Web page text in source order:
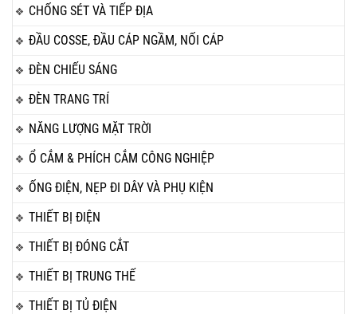
CHỐNG SÉT VÀ TIẾP ĐỊA
ĐẦU COSSE, ĐẦU CÁP NGẦM, NỐI CÁP
ĐÈN CHIẾU SÁNG
ĐÈN TRANG TRÍ
NĂNG LƯỢNG MẶT TRỜI
Ổ CẮM & PHÍCH CẮM CÔNG NGHIỆP
ỐNG ĐIỆN, NẸP ĐI DÂY VÀ PHỤ KIỆN
THIẾT BỊ ĐIỆN
THIẾT BỊ ĐÓNG CẮT
THIẾT BỊ TRUNG THẾ
THIẾT BỊ TỦ ĐIỆN